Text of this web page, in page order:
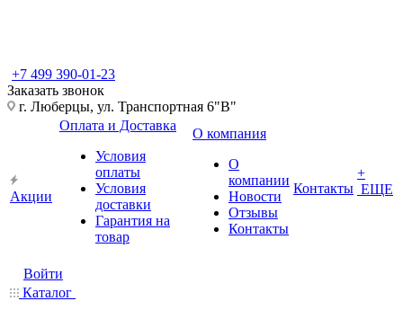
+7 499 390-01-23
Заказать звонок
г. Люберцы, ул. Транспортная 6"В"
Акции
Оплата и Доставка
Условия
оплаты
Условия
доставки
Гарантия на
товар
О компания
О
компании
Новости
Отзывы
Контакты
Контакты
+
ЕЩЕ
Войти
Каталог